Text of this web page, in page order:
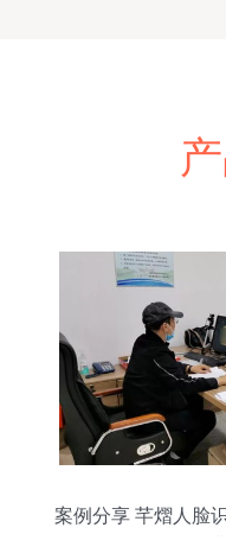
案例分享 芊熠人脸